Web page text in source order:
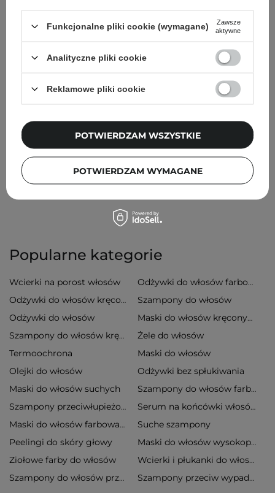
Elastyczność i trwałość
Zobacz również:
odżywki
do włosów zniszczonych i suchych, maski do włosów
suchych
olejki do włosów
Przeczytaj też:Jak nawilżyć skórę głowy? Poradnik na
suchość i pieczenie skalpu
Popularne kategorie
Wcierki na porost włosów
Odżywki do włosów farbowanych
Odżywki do włosów kręconych
Szampony do włosów
Odżywki do włosów
Maski do włosów kręconych
Szampony do włosów kręconych
Żele do włosów
Termoochrona
Maski do włosów
Olejki do włosów
Odżywki bez spłukiwania
Maski do włosów suchych
Szampony do włosów farbowanych
Szampony przeciwłupieżowe
Serum na końcówki włosów
Maski do włosów farbowanych
Suche szampony
Peelingi do skóry głowy
Maski do włosów wysokoporowatych
Ziołowe farby do włosów
Wcierki i płukanki do włosów
Szampony do włosów przetłuszczających się
Szampony przeciw wypadaniu włosów
Funkcjonalne pliki cookie (wymagane)
Zawsze
aktywne
Analityczne pliki cookie
Reklamowe pliki cookie
POTWIERDZAM WYMAGANE
POTWIERDZAM WSZYSTKIE